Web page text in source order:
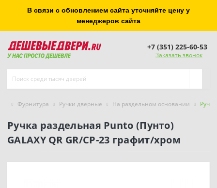
В связи с обновлением сайта уточняйте цену у
менеджеров сайта
+7 (351) 225-60-53
Заказать звонок
Фурнитура Ручки дверные На раздельном основании
Ручка раздельная Punto (Пунто)
GALAXY QR GR/CP-23 графит/хром